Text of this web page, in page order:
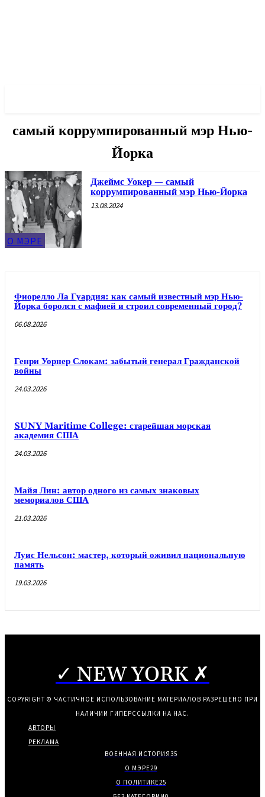
самый коррумпированный мэр Нью-
Йорка
О МЭРЕ
Джеймс Уокер — самый
коррумпированный мэр Нью-Йорка
13.08.2024
Фиорелло Ла Гуардия: как самый известный мэр Нью-
Йорка боролся с мафией и строил современный город?
06.08.2026
Генри Уорнер Слокам: забытый генерал Гражданской
войны
24.03.2026
SUNY Maritime College: старейшая морская
академия США
24.03.2026
Майя Лин: автор одного из самых знаковых
мемориалов США
21.03.2026
Луис Нельсон: мастер, который оживил национальную
память
19.03.2026
✓ NEW YORK ✗
COPYRIGHT © ЧАСТИЧНОЕ ИСПОЛЬЗОВАНИЕ МАТЕРИАЛОВ РАЗРЕШЕНО ПРИ
НАЛИЧИИ ГИПЕРССЫЛКИ НА НАС.
АВТОРЫ
РЕКЛАМА
ВОЕННАЯ ИСТОРИЯ35
О МЭРЕ29
О ПОЛИТИКЕ25